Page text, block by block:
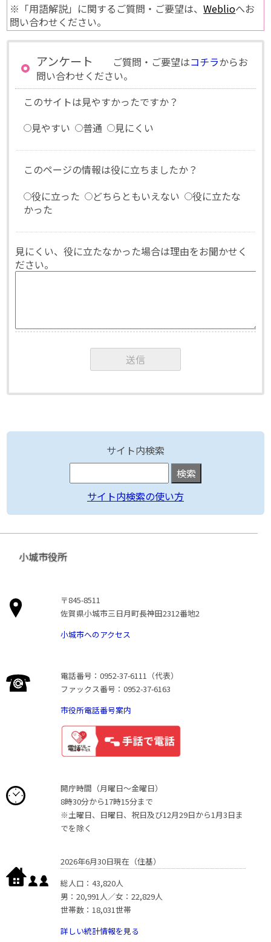
※「用語解説」に関するご質問・ご要望は、Weblioへお
問い合わせください。
アンケート ご質問・ご要望はコチラからお
問い合わせください。
このサイトは見やすかったですか？
見やすい
普通 見にくい
このページの情報は役に立ちましたか？
役に立った
どちらともいえない
役に立たな
かった
見にくい、役に立たなかった場合は理由をお聞かせく
ださい。
サイト内検索
サイト内検索の使い方
小城市役所
〒845-8511
佐賀県小城市三日月町長神田2312番地2
小城市へのアクセス
電話番号：0952-37-6111（代表）
ファックス番号：0952-37-6163
市役所電話番号案内
開庁時間（月曜日〜金曜日）
8時30分から17時15分まで
※土曜日、日曜日、祝日及び12月29日から1月3日ま
でを除く
2026年6月30日現在（住基）
総人口：43,820人
男：20,991人／女：22,829人
世帯数：18,031世帯
詳しい統計情報を見る